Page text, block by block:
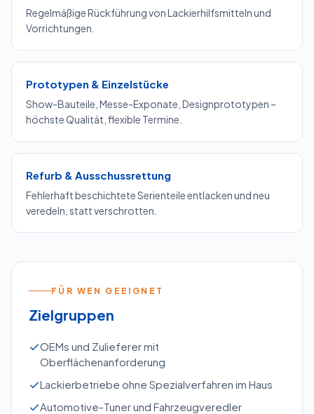
Regelmäßige Rückführung von Lackierhilfsmitteln und
Vorrichtungen.
Prototypen & Einzelstücke
Show-Bauteile, Messe-Exponate, Designprototypen –
höchste Qualität, flexible Termine.
Refurb & Ausschussrettung
Fehlerhaft beschichtete Serienteile entlacken und neu
veredeln, statt verschrotten.
FÜR WEN GEEIGNET
Zielgruppen
OEMs und Zulieferer mit
Oberflächenanforderung
Lackierbetriebe ohne Spezialverfahren im Haus
Automotive-Tuner und Fahrzeugveredler